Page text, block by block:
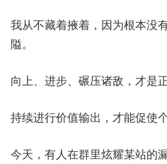
我从不藏着掖着，因为根本没
隘。
向上、进步、碾压诸敌，才是
持续进行价值输出，才能促使
今天，有人在群里炫耀某站的